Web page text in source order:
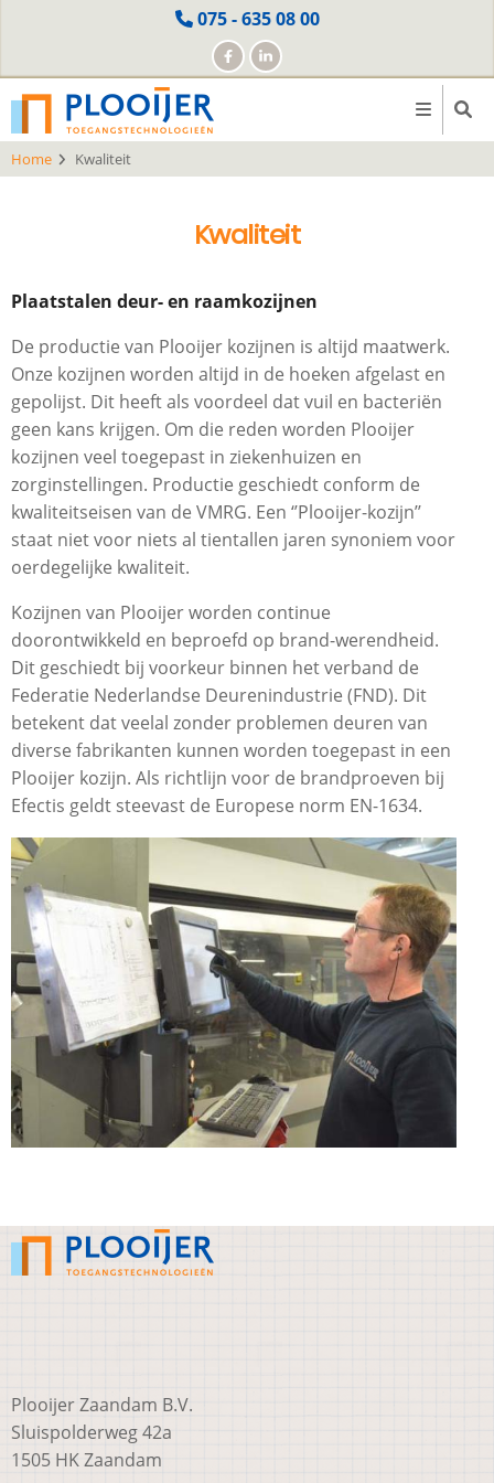
content
075 - 635 08 00
Home Kwaliteit
Kwaliteit
Plaatstalen deur- en raamkozijnen
De productie van Plooijer kozijnen is altijd maatwerk.
Onze kozijnen worden altijd in de hoeken afgelast en
gepolijst. Dit heeft als voordeel dat vuil en bacteriën
geen kans krijgen. Om die reden worden Plooijer
kozijnen veel toegepast in ziekenhuizen en
zorginstellingen. Productie geschiedt conform de
kwaliteitseisen van de VMRG. Een ‘’Plooijer-kozijn’’
staat niet voor niets al tientallen jaren synoniem voor
oerdegelijke kwaliteit.
Kozijnen van Plooijer worden continue
doorontwikkeld en beproefd op brand-werendheid.
Dit geschiedt bij voorkeur binnen het verband de
Federatie Nederlandse Deurenindustrie (FND). Dit
betekent dat veelal zonder problemen deuren van
diverse fabrikanten kunnen worden toegepast in een
Plooijer kozijn. Als richtlijn voor de brandproeven bij
Efectis geldt steevast de Europese norm EN-1634.
Plooijer Zaandam B.V.
Sluispolderweg 42a
1505 HK Zaandam